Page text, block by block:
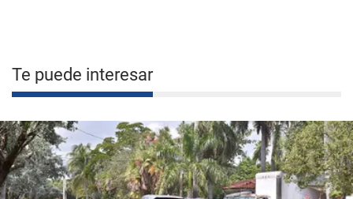
Te puede interesar